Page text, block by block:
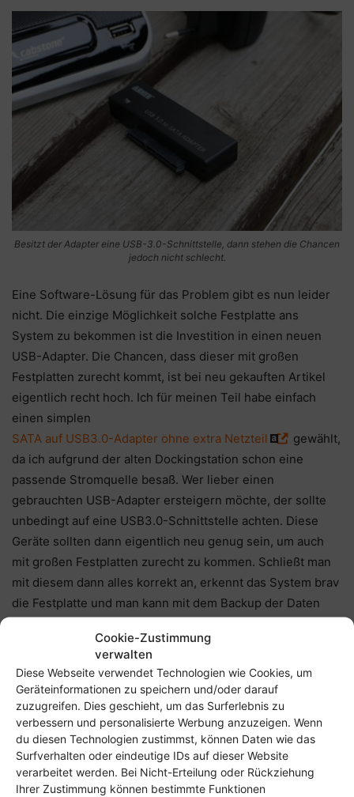
Cookie-Zustimmung
verwalten
Diese Webseite verwendet Technologien wie Cookies, um
Geräteinformationen zu speichern und/oder darauf
zuzugreifen. Dies geschieht, um das Surferlebnis zu
verbessern und personalisierte Werbung anzuzeigen. Wenn
du diesen Technologien zustimmst, können Daten wie das
Surfverhalten oder eindeutige IDs auf dieser Website
verarbeitet werden. Bei Nicht-Erteilung oder Rückziehung
Ihrer Zustimmung können bestimmte Funktionen
Besitzt der Adapter eine USB-3.0-Schnittstelle, dann stehen die Chancen
jedoch nicht schlecht.
Eine Software-Lösung für das Problem gibt es nun leider
nicht. Die einzige Möglichkeit solche Festplatte ans
System zu bekommen ist die Investition in einen neuen
USB-Adapter. Die Chancen, dass dieser mit großen
Festplatten zurecht kommt, ist bei neu gekauften Artikel
eigentlich recht hoch. Ich für meinen Teil habe einfach
einen simplen
SATA auf USB3.0-Adapter ohne extra Netzteil
gewählt,
da ich aufgrund der alten Dockingstation schon eine
passende Stromquelle besaß. Wer lieber einen
gebrauchten USB-Adapter ersteigern möchte, der sollte
unbedingt auf eine USB3.0-Schnittstelle achten. Diese
Geräte sollten dann eigentlich neu genug sein, um auch
mit großen Festplatten zurecht zu kommen. Schließt man
mit diesem dann alles korrekt an, erkennt das System brav
die Festplatte und man kann mit dem Backup der Daten